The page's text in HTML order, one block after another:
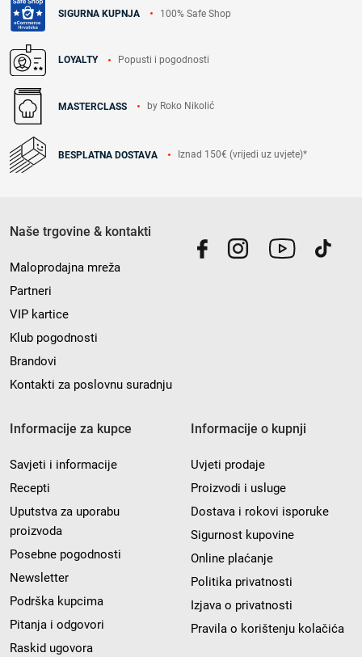
SIGURNA KUPNJA 100% Safe Shop
LOYALTY Popusti i pogodnosti
MASTERCLASS by Roko Nikolić
BESPLATNA DOSTAVA Iznad 150€ (vrijedi uz uvjete)*
Naše trgovine & kontakti
Maloprodajna mreža
Partneri
VIP kartice
Klub pogodnosti
Brandovi
Kontakti za poslovnu suradnju
Informacije za kupce
Savjeti i informacije
Recepti
Uputstva za uporabu
proizvoda
Posebne pogodnosti
Newsletter
Podrška kupcima
Pitanja i odgovori
Raskid ugovora
Informacije o kupnji
Uvjeti prodaje
Proizvodi i usluge
Dostava i rokovi isporuke
Sigurnost kupovine
Online plaćanje
Politika privatnosti
Izjava o privatnosti
Pravila o korištenju kolačića